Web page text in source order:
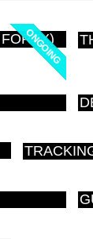
ONGOING
ONGOING
(X)